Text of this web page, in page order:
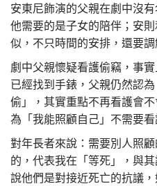
安東尼飾演的父親在劇中沒
他需要的是子女的陪伴；安
似，不只時間的安排，還要
劇中父親懷疑看護偷竊，事
已經找到手錶，父親仍然認
偷」，其實重點不再看護會
為「我能照顧自己」不需要看
對年長者來說：需要別人照
的，代表我在「等死」，與
說他們是對接近死亡的抗議